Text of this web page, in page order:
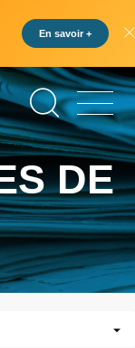
formation
En savoir +
DE